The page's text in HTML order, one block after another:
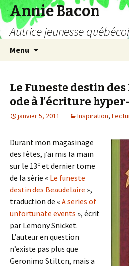
Annie Bacon
Autrice jeunesse
Menu
Le Funeste destin
ode à l’écriture
janvier 5, 2011 Inspiration,
Durant mon magasinage
des fêtes, j’ai mis la main
sur le 13e et dernier tome
de la série « Le funeste
destin des Beaudelaire »,
traduction de « A series of
unfortunate events », écrit
par Lemony Snicket.
L’auteur en question
n’existe pas plus que
Geronimo Stilton, mais a